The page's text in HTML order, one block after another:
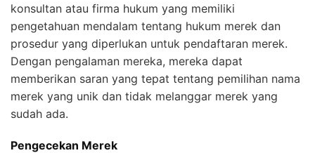
konsultan atau firma hukum yang memiliki
pengetahuan mendalam tentang hukum merek dan
prosedur yang diperlukan untuk pendaftaran merek.
Dengan pengalaman mereka, mereka dapat
memberikan saran yang tepat tentang pemilihan nama
merek yang unik dan tidak melanggar merek yang
sudah ada.
Pengecekan Merek